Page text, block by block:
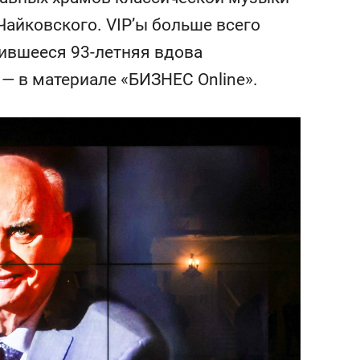
VIP’ы больше всего
93-летняя вдова
в материале «БИЗНЕС Online».
для меня это